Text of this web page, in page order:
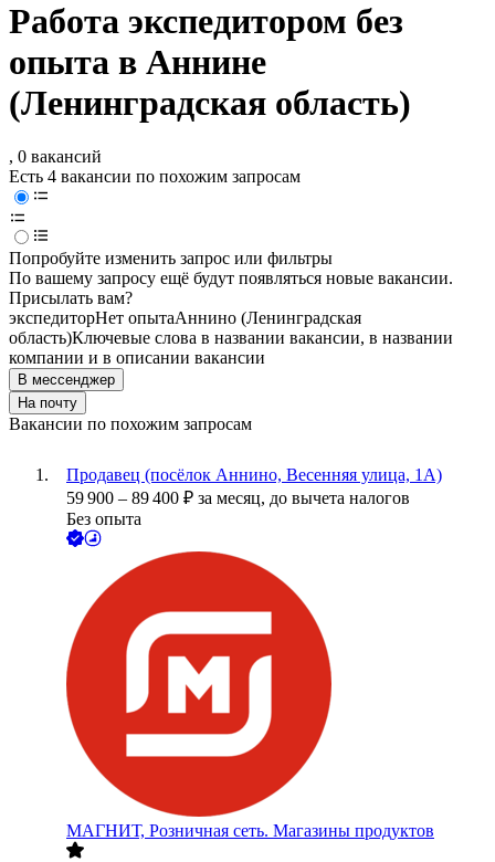
Работа экспедитором без
опыта в Аннине
(Ленинградская область)
, 0 вакансий
Есть 4 вакансии по похожим запросам
Попробуйте изменить запрос или фильтры
По вашему запросу ещё будут появляться новые вакансии.
Присылать вам?
экспедиторНет опытаАннино (Ленинградская
область)Ключевые слова в названии вакансии, в названии
компании и в описании вакансии
В мессенджер
На почту
Вакансии по похожим запросам
Продавец (посёлок Аннино, Весенняя улица, 1А)
59 900 – 89 400 ₽ за месяц, до вычета налогов
Без опыта
МАГНИТ, Розничная сеть. Магазины продуктов